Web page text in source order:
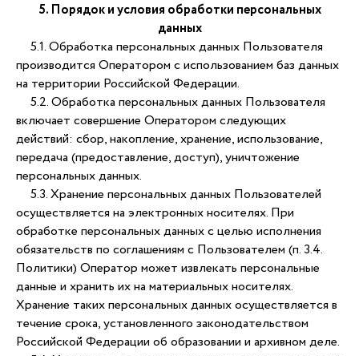
5. Порядок и условия обработки персональных
данных
5.1. Обработка персональных данных Пользователя
производится Оператором с использованием баз данных
на территории Российской Федерации.
5.2. Обработка персональных данных Пользователя
включает совершение Оператором следующих
действий: сбор, накопление, хранение, использование,
передача (предоставление, доступ), уничтожение
персональных данных.
5.3. Хранение персональных данных Пользователей
осуществляется на электронных носителях. При
обработке персональных данных с целью исполнения
обязательств по соглашениям с Пользователем (п. 3.4.
Политики) Оператор может извлекать персональные
данные и хранить их на материальных носителях.
Хранение таких персональных данных осуществляется в
течение срока, установленного законодательством
Российской Федерации об образовании и архивном деле.